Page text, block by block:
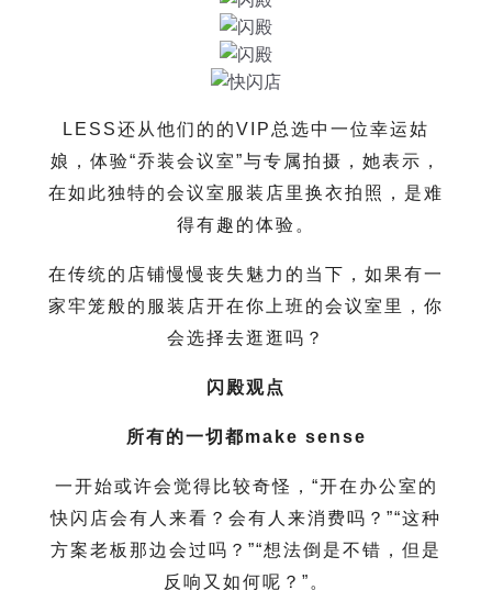
LESS还从他们的 的VIP总选中一位幸运姑
娘，体验“乔装会议室”与专属拍摄，她表示，
在如此独特的会议室服装店里换衣拍照，是难
得有趣的体验。
在传统的店铺慢慢丧失魅力的当下，如果有一
家牢笼般的服装店开在你上班的会议室里，你
会选择去逛逛吗？
闪殿观点
所有的一切都make sense
一开始或许会觉得比较奇怪，“开在办公室的
快闪店会有人来看？会有人来消费吗？”“这种
方案老板那边会过吗？”“想法倒是不错，但是
反响又如何呢？”。